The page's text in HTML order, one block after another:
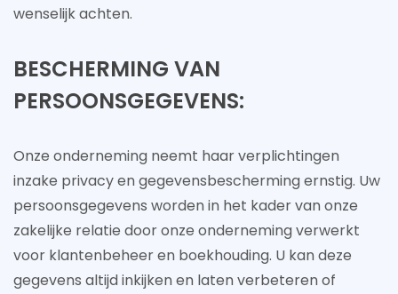
wenselijk achten.
BESCHERMING VAN
PERSOONSGEGEVENS:
Onze onderneming neemt haar verplichtingen
inzake privacy en gegevensbescherming ernstig. Uw
persoonsgegevens worden in het kader van onze
zakelijke relatie door onze onderneming verwerkt
voor klantenbeheer en boekhouding. U kan deze
gegevens altijd inkijken en laten verbeteren of